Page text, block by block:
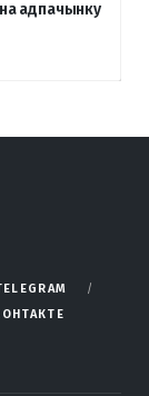
адпачынку